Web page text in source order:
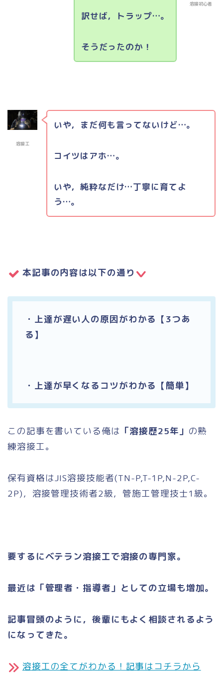
溶接初心者
訳せば，トラップ…。
そうだったのか！
溶接工
いや，まだ何も言ってないけど…。
コイツはアホ…。
いや，純粋なだけ…丁寧に育てよ
う…。
本記事の内容は以下の通り
・上達が遅い人の原因がわかる【3つあ
る】
・上達が早くなるコツがわかる【簡単】
この記事を書いている俺は 「溶接歴25年」 の熟
練溶接工。
保有資格はJIS溶接技能者(TN-P,T-1P,N-2P,C-
2P)，溶接管理技術者2級，管施工管理技士1級。
要するにベテラン溶接工で溶接の専門家。
最近は「管理者・指導者」としての立場も増加。
記事冒頭のように，後輩にもよく相談されるよう
になってきた。
溶接工の全てがわかる！記事はコチラから